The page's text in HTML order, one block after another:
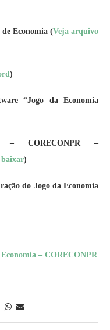
de Economia (Veja arquivo
)
“Jogo da Economia
– CORECONPR –
)
do Jogo da Economia
– CORECONPR